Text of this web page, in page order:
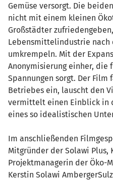
Gemüse versorgt. Die
nicht mit einem kleinen
Großstädter
Lebensmittelindustrie nach
umkrempeln. Mit der
Anonymisierung einher, die
Spannungen sorgt. Der Film
Betriebes ein, lauscht den
vermittelt einen Einblick in
eines so idealistischen
Im anschließenden
Mitgründer der Solawi Plus,
Projektmanagerin der Öko-
Kerstin Solawi